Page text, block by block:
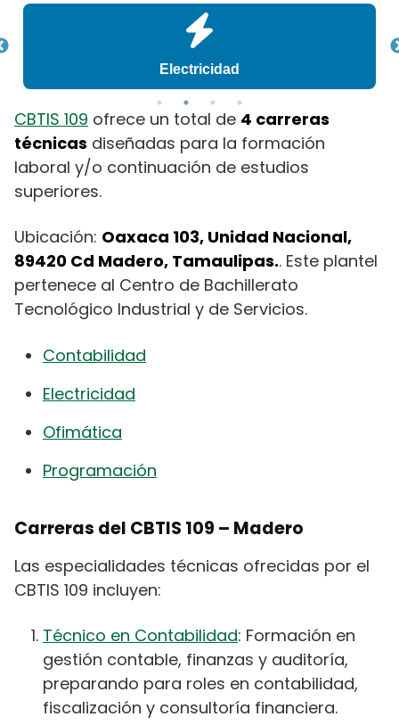
Electricidad
CBTIS 109 ofrece un total de 4 carreras
técnicas diseñadas para la formación
laboral y/o continuación de estudios
superiores.
Ubicación: Oaxaca 103, Unidad Nacional,
89420 Cd Madero, Tamaulipas.. Este plantel
pertenece al Centro de Bachillerato
Tecnológico Industrial y de Servicios.
Contabilidad
Electricidad
Ofimática
Programación
Carreras del CBTIS 109 – Madero
Las especialidades técnicas ofrecidas por el
CBTIS 109 incluyen:
Técnico en Contabilidad: Formación en
gestión contable, finanzas y auditoría,
preparando para roles en contabilidad,
fiscalización y consultoría financiera.